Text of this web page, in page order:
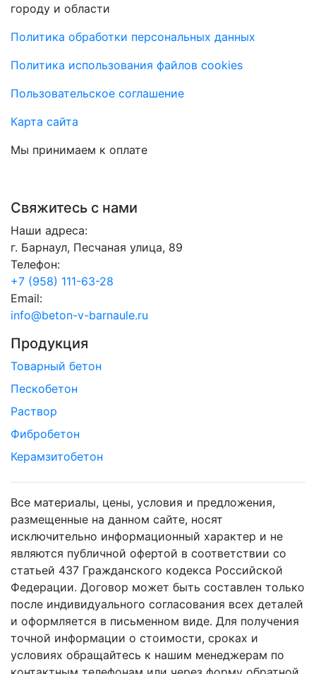
городу и области
Политика обработки персональных данных
Политика использования файлов cookies
Пользовательское соглашение
Карта сайта
Мы принимаем к оплате
Свяжитесь с нами
Наши адреса:
г. Барнаул, Песчаная улица, 89
Телефон:
+7 (958) 111-63-28
Email:
info@beton-v-barnaule.ru
Продукция
Товарный бетон
Пескобетон
Раствор
Фибробетон
Керамзитобетон
Все материалы, цены, условия и предложения,
размещенные на данном сайте, носят
исключительно информационный характер и не
являются публичной офертой в соответствии со
статьей 437 Гражданского кодекса Российской
Федерации. Договор может быть составлен только
после индивидуального согласования всех деталей
и оформляется в письменном виде. Для получения
точной информации о стоимости, сроках и
условиях обращайтесь к нашим менеджерам по